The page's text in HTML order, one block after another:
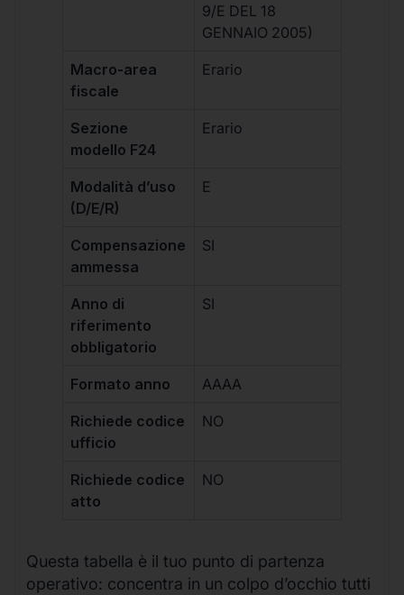
9/E DEL 18
GENNAIO 2005)
Macro-area
fiscale
Erario
Sezione
modello F24
Erario
Modalità d’uso
(D/E/R)
E
Compensazione
ammessa
SI
Anno di
riferimento
obbligatorio
SI
Formato anno AAAA
Richiede codice
ufficio
NO
Richiede codice
atto
NO
Questa tabella è il tuo punto di partenza
operativo: concentra in un colpo d’occhio tutti